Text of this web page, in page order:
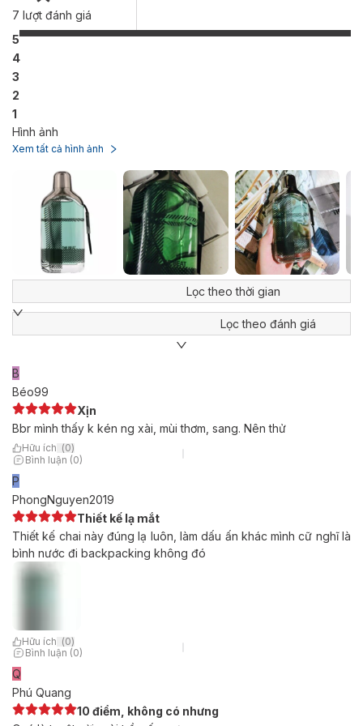
7 lượt đánh giá
5
4
3
2
1
Hình ảnh
Xem tất cả hình ảnh
Lọc theo thời gian
Lọc theo đánh giá
B
Béo99
Xịn
Bbr mình thấy k kén ng xài, mùi thơm, sang. Nên thử
Hữu ích (0)
Bình luận (0)
P
PhongNguyen2019
Thiết kế lạ mắt
Thiết kế chai này đúng lạ luôn, làm dấu ấn khác mình cữ nghĩ là
bình nước đi backpacking không đó
Hữu ích (0)
Bình luận (0)
Q
Phú Quang
10 điểm, không có nhưng